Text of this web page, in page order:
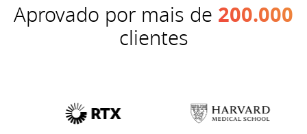
Aprovado por mais de 200.000
clientes